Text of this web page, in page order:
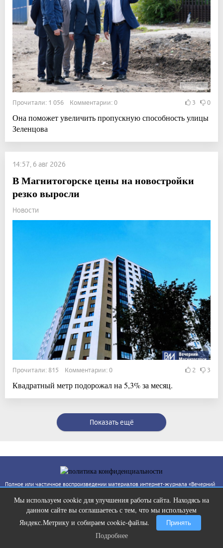
Прочитали: 1 056 Комментарии: 0 3 0
Она поможет увеличить пропускную способность улицы
Зеленцова
14:57, 6 авг 2026
В Магнитогорске цены на новостройки
резко выросли
Новости
Прочитали: 815 Комментарии: 0 2 3
Квадратный метр подорожал на 5,3% за месяц.
Показать ещё
Полное или частичное воспроизведении материалов интернет-журнала «Вечерний
письменного согласия, ссылка на интернет-журнал «Вечерний Магнитогорск»
(www.vecherka74.ru) обязательна. За достоверность фактов и сведений
ответственность несут авторы публикаций и рекламодатели. Редакция может не
Мы используем cookie для улучшения работы сайта. Находясь на
данном сайте вы соглашаетесь с тем, что мы используем
Яндекс.Метрику и собираем cookie-файлы.
Принять
Подробнее
Ролик из Омска: вы будете смеяться
долго
Подробнее